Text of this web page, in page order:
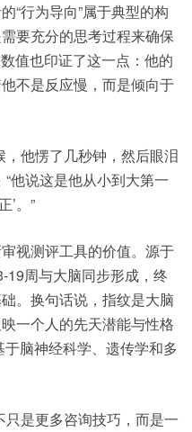
“行为导向”属于典型的构
要充分的思考过程来确保
值也印证了这一点：他的
不是反应慢，而是倾向于
他愣了几秒钟，然后眼泪
他说这是他从小到大第一
’。”
视测评工具的价值。源于
19周与大脑同步形成，终
。换句话说，指纹是大脑
一个人的先天潜能与性格
脑神经科学、遗传学和多
是更多咨询技巧，而是一